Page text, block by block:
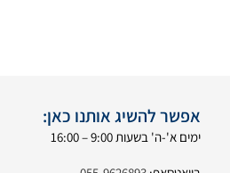
אפשר להשיג אותנו כאן:
ימים א'-ה' בשעות 9:00 – 16:00